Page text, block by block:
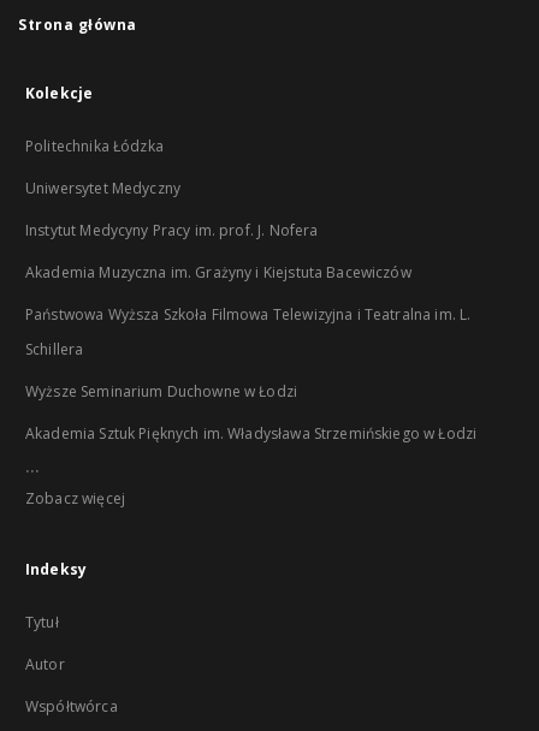
Strona główna
Kolekcje
Politechnika Łódzka
Uniwersytet Medyczny
Instytut Medycyny Pracy im. prof. J. Nofera
Akademia Muzyczna im. Grażyny i Kiejstuta Bacewiczów
Państwowa Wyższa Szkoła Filmowa Telewizyjna i Teatralna im. L.
Schillera
Wyższe Seminarium Duchowne w Łodzi
Akademia Sztuk Pięknych im. Władysława Strzemińskiego w Łodzi
...
Zobacz więcej
Indeksy
Tytuł
Autor
Współtwórca